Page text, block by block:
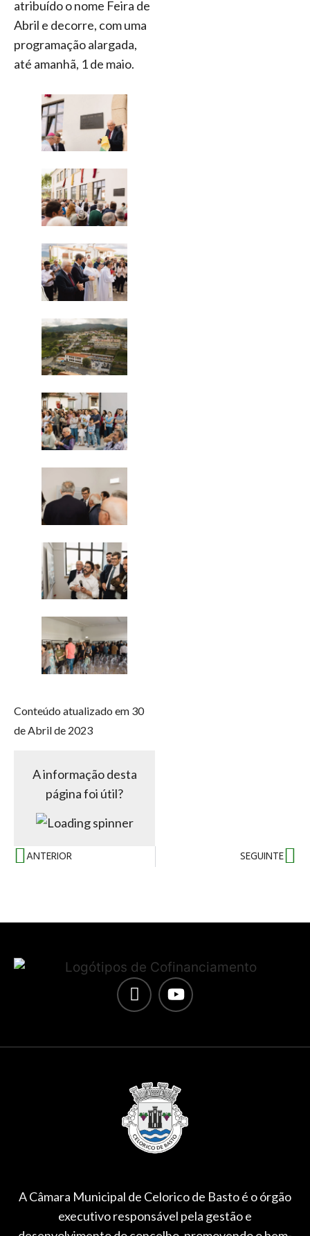
atribuído o nome Feira de
Abril e decorre, com uma
programação alargada,
até amanhã, 1 de maio.
Conteúdo atualizado em 30
de Abril de 2023
A informação desta
página foi útil?
ANTERIOR SEGUINTE
A Câmara Municipal de Celorico de Basto é o órgão
executivo responsável pela gestão e